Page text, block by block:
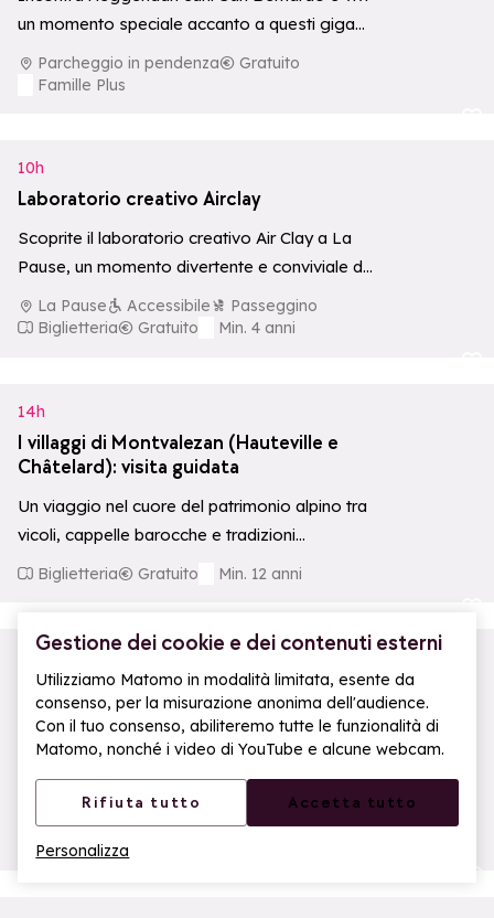
Gestione dei cookie e dei contenuti esterni
Utilizziamo Matomo in modalità limitata, esente da
consenso, per la misurazione anonima dell'audience.
Con il tuo consenso, abiliteremo tutte le funzionalità di
Matomo, nonché i video di YouTube e alcune webcam.
Rifiuta tutto Accetta tutto
Personalizza
un momento speciale accanto a questi giganti
dal cuore tenero, con possibilità…
Parcheggio in pendenza
Gratuito
Famille Plus
10h
Laboratorio creativo Airclay
Scoprite il laboratorio creativo Air Clay a La
Pause, un momento divertente e conviviale da
condividere con tutta la famiglia.
La Pause Accessibile
Passeggino
Biglietteria
Gratuito
Min. 4 anni
14h
I villaggi di Montvalezan (Hauteville e
Châtelard): visita guidata
Un viaggio nel cuore del patrimonio alpino tra
vicoli, cappelle barocche e tradizioni
montanare. Il percorso si svolge in auto,…
Biglietteria Gratuito
Min. 12 anni
14h
I Villaggi di Montvalezan: Cappelle
aperte – Visita libera
Entrate nelle cappelle di Montvalezan,
eccezionalmente aperte al pubblico ogni
giovedì dalle 14:00 alle 17:00. Ad accogliervi
Ufficio Turistico - Stazione Centrale
Famille Plus